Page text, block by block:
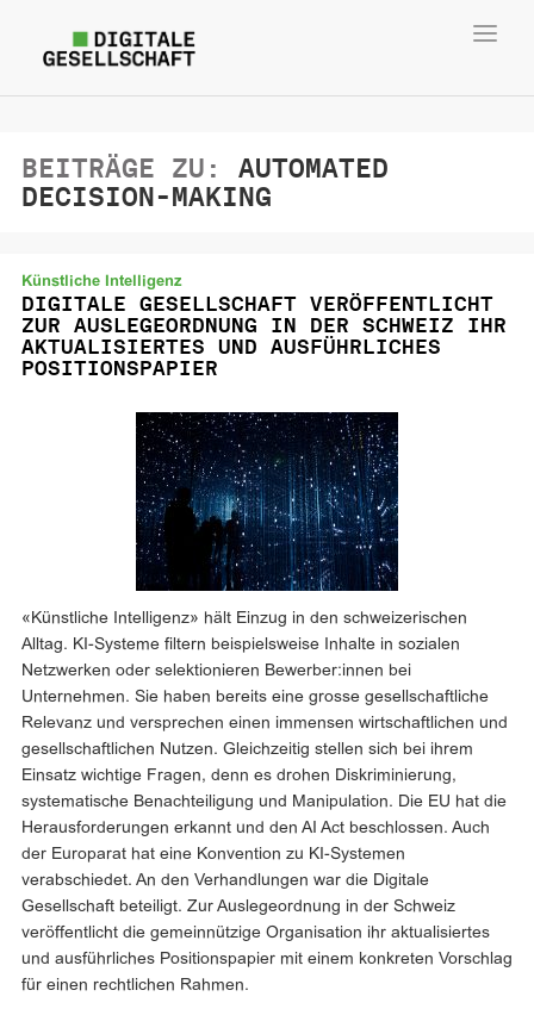
BEITRÄGE ZU:
AUTOMATED
DECISION-MAKING
Künstliche Intelligenz
DIGITALE GESELLSCHAFT VERÖFFENTLICHT
ZUR AUSLEGEORDNUNG IN DER SCHWEIZ IHR
AKTUALISIERTES UND AUSFÜHRLICHES
POSITIONSPAPIER
«Künstliche Intelligenz» hält Einzug in den schweizerischen
Alltag. KI-Systeme filtern beispielsweise Inhalte in sozialen
Netzwerken oder selektionieren Bewerber:innen bei
Unternehmen. Sie haben bereits eine grosse gesellschaftliche
Relevanz und versprechen einen immensen wirtschaftlichen und
gesellschaftlichen Nutzen. Gleichzeitig stellen sich bei ihrem
Einsatz wichtige Fragen, denn es drohen Diskriminierung,
systematische Benachteiligung und Manipulation. Die EU hat die
Herausforderungen erkannt und den AI Act beschlossen. Auch
der Europarat hat eine Konvention zu KI-Systemen
verabschiedet. An den Verhandlungen war die Digitale
Gesellschaft beteiligt. Zur Auslegeordnung in der Schweiz
veröffentlicht die gemeinnützige Organisation ihr aktualisiertes
und ausführliches Positionspapier mit einem konkreten Vorschlag
für einen rechtlichen Rahmen.